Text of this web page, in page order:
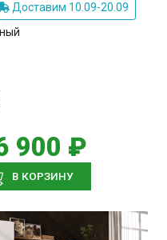
Доставим 10.09-20.09
900 ₽
В КОРЗИНУ